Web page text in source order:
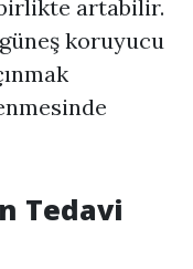
artabilir.
koruyucu
Tedavi